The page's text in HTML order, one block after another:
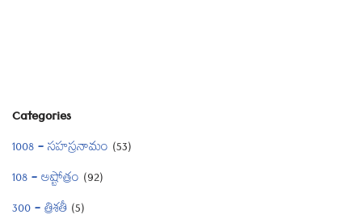
Categories
1008 – సహస్రనామం (53)
108 – అష్టోత్రం (92)
300 – త్రిశతీ (5)